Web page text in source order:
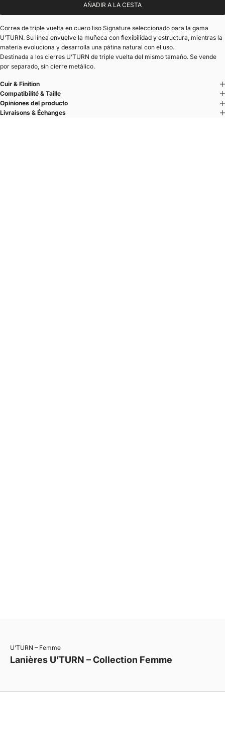
AÑADIR A LA CESTA
Correa de triple vuelta en cuero liso Signature seleccionado para la gama
U’TURN. Su línea envuelve la muñeca con flexibilidad y estructura, mientras la
materia evoluciona y desarrolla una pátina natural con el uso.
Destinada a los cierres U’TURN de triple vuelta del mismo tamaño. Se vende
por separado, sin cierre metálico.
Cuir & Finition
Compatibilité & Taille
Opiniones del producto
Livraisons & Échanges
U’TURN – Femme
Lanières U’TURN – Collection Femme